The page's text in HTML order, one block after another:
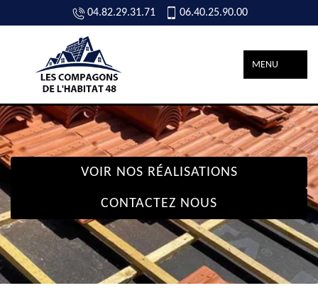
04.82.29.31.71 06.40.25.90.00
MENU
VOIR NOS RÉALISATIONS
CONTACTEZ NOUS